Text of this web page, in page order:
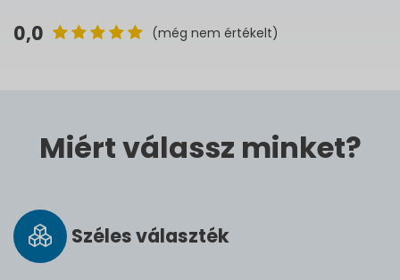
0,0 (még nem értékelt)
Miért válassz minket?
Széles vá­lasz­ték